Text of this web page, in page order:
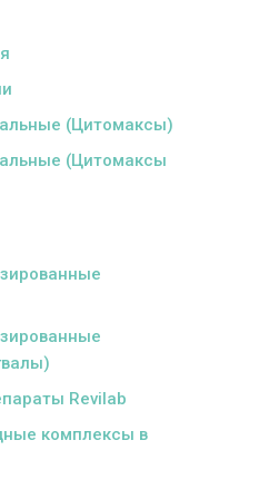
(Цитомаксы)
(Цитомаксы
Revilab
комплексы в